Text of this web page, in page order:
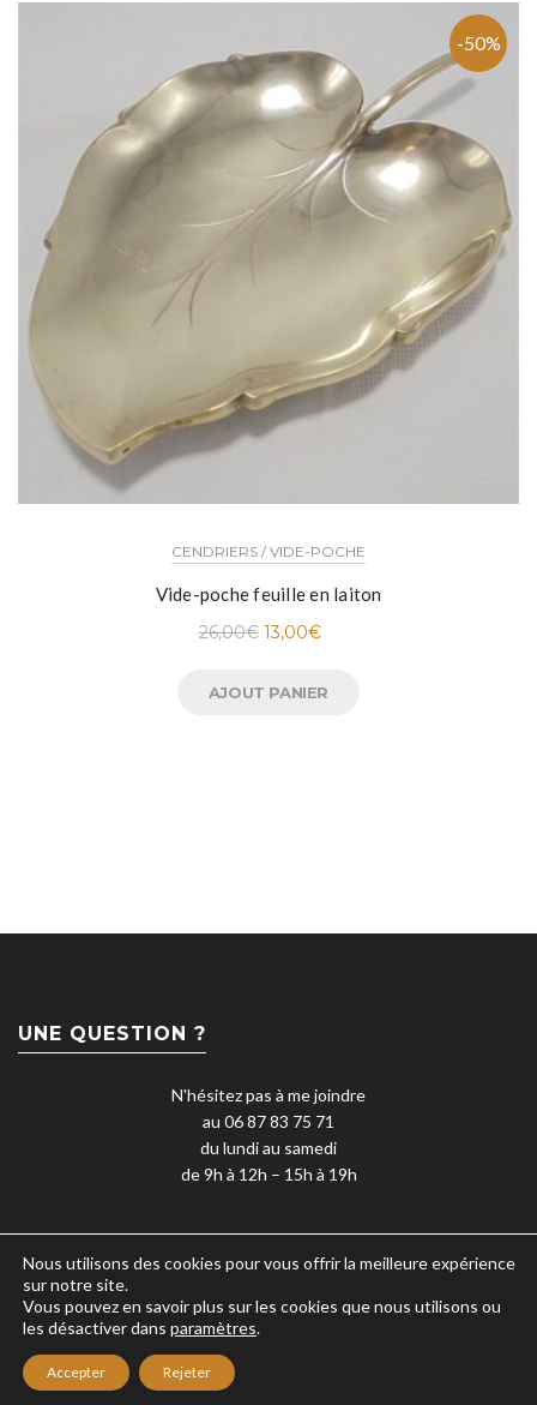
-50%
CENDRIERS / VIDE-POCHE
Vide-poche feuille en laiton
26,00€ 13,00€
AJOUT PANIER
UNE QUESTION ?
N'hésitez pas à me joindre
au 06 87 83 75 71
du lundi au samedi
de 9h à 12h – 15h à 19h
Nous utilisons des cookies pour vous offrir la meilleure expérience
sur notre site.
Vous pouvez en savoir plus sur les cookies que nous utilisons ou
les désactiver dans paramètres.
Accepter Rejeter